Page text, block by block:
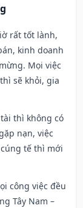
rất tốt lành,
kinh doanh
Mọi việc
sẽ khỏi, gia
tài thì không có
nạn, việc
tế thì mới
công việc đều
Tây Nam –